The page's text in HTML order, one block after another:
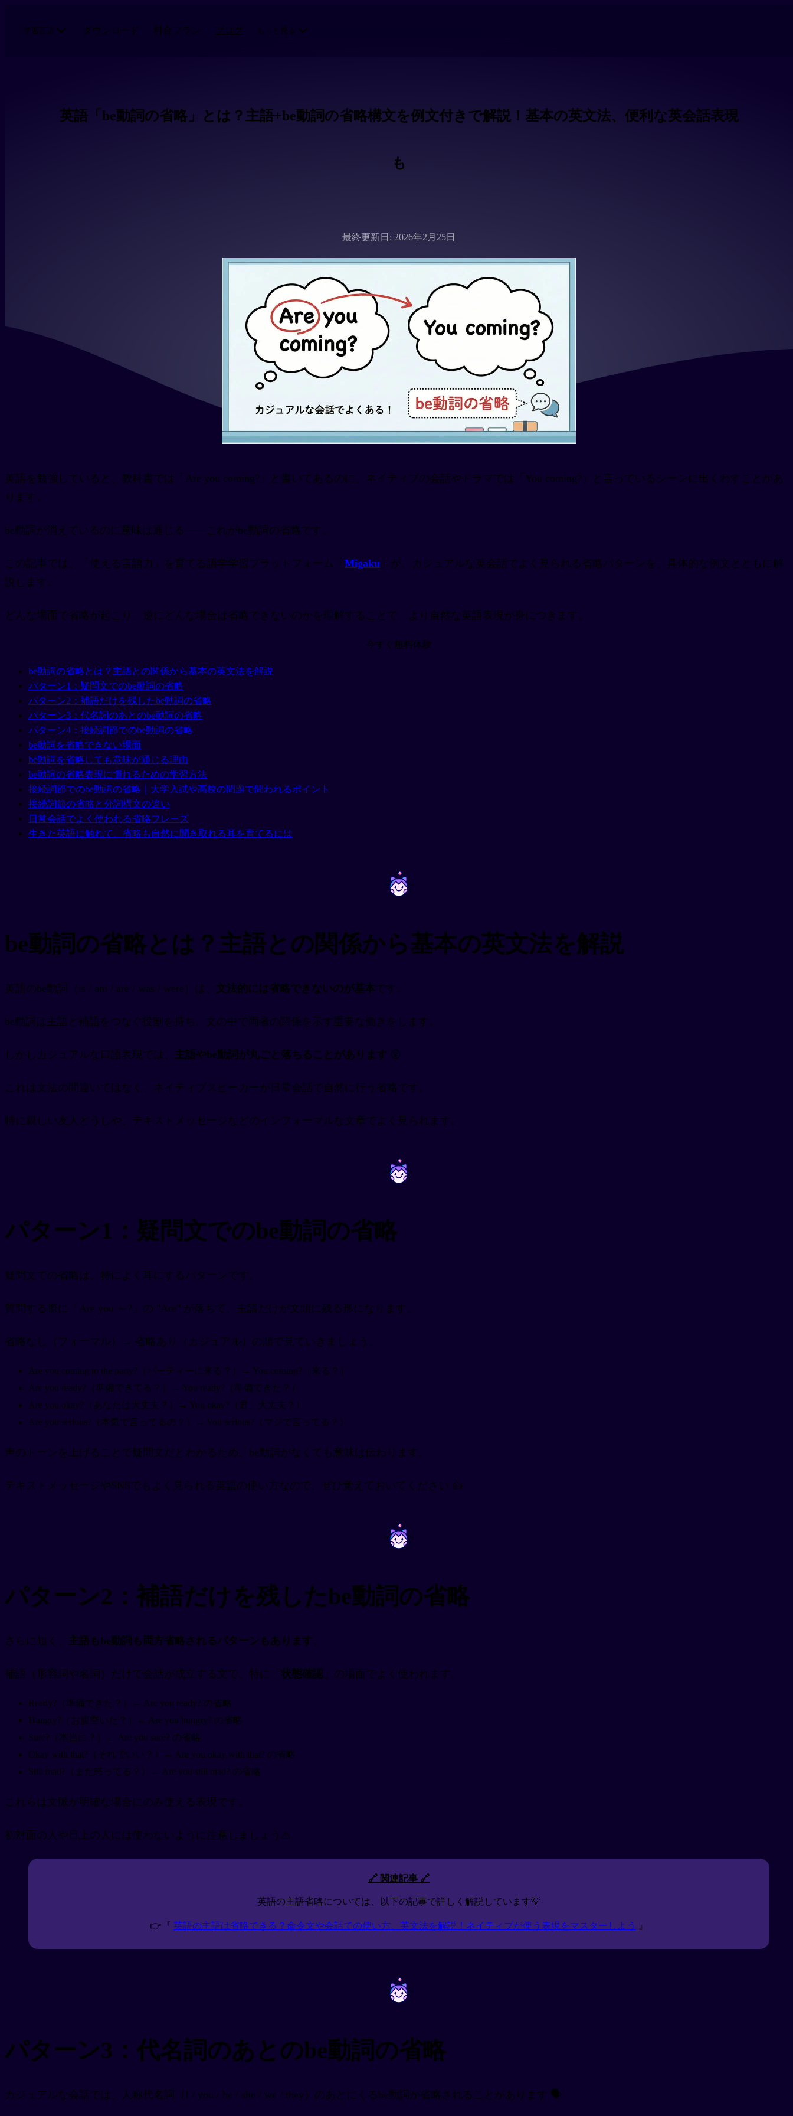
学習言語 ダウンロード 料金プラン ブログ もっと見る
英語「be動詞の省略」とは？主語+be動詞の省略構文を例文付きで解説！基本の英文法、便利な英会話表現
も
最終更新日: 2026年2月25日
英語を勉強していると、教科書では「Are you coming?」と書いてあるのに、ネイティブの会話やドラマでは「You coming?」と言っているシーンに出くわすことがあ
ります。
be動詞が消えているのに意味は通じる——これがbe動詞の省略です。
この記事では、「使える言語力」を育てる語学学習プラットフォーム「 Migaku 」が、カジュアルな英会話でよく見られる省略パターンを、具体的な例文とともに解
説します。
どんな場面で省略が起こり、逆にどんな場合は省略できないのかを理解することで、より自然な英語表現が身につきます。
今すぐ無料体験
be動詞の省略とは？主語との関係から基本の英文法を解説
パターン1：疑問文でのbe動詞の省略
パターン2：補語だけを残したbe動詞の省略
パターン3：代名詞のあとのbe動詞の省略
パターン4：接続詞節でのbe動詞の省略
be動詞を省略できない場面
be動詞を省略しても意味が通じる理由
be動詞の省略表現に慣れるための学習方法
接続詞節でのbe動詞の省略｜大学入試や高校の問題で問われるポイント
接続詞節の省略と分詞構文の違い
日常会話でよく使われる省略フレーズ
生きた英語に触れて、省略も自然に聞き取れる耳を育てるには
~ ~
be動詞の省略とは？主語との関係から基本の英文法を解説
英語のbe動詞（is / am / are / was / were）は、 文法的には省略できないのが基本です。
be動詞は主語と補語をつなぐ役割を持ち、文の中で両者の関係を示す重要な働きをします。
しかしカジュアルな口語表現では、 主語やbe動詞が丸ごと落ちることがあります 😲
これは文法の間違いではなく、ネイティブスピーカーが日常会話で自然に行う省略です。
特に親しい友人どうしや、テキストメッセージなどのインフォーマルな文章でよく見られます。
~ ~
パターン1：疑問文でのbe動詞の省略
疑問文での省略は、特によく耳にするパターンです。
質問する際に「Are you ～?」の "Are" が落ちて、主語だけが文頭に残る形になります。
省略なし（フォーマル）→ 省略あり（カジュアル）の順で見ていきましょう。
Are you coming to the party?（パーティーに来る？）→ You coming?（来る？）
Are you ready?（準備できてる？）→ You ready?（準備できた？）
Are you okay?（あなたは大丈夫？）→ You okay?（君、大丈夫？）
Are you serious?（本気で言ってるの？）→ You serious?（マジで言ってる？）
声のトーンを上げることで疑問文だとわかるため、be動詞がなくても意味は伝わります。
テキストメッセージやSNSでもよく見られる英語の使い方なので、ぜひ覚えておいてください 👍
~ ~
パターン2：補語だけを残したbe動詞の省略
さらに短く、 主語もbe動詞も両方省略されるパターンもあります。
補語（形容詞や名詞）だけで会話が成立する文で、特に「 状態確認 」の場面でよく使われます。
Ready?（準備できた？）← Are you ready? の省略
Hungry?（お腹空いた？）← Are you hungry? の省略
Sure?（本当に？）← Are you sure? の省略
Okay with that?（それでいい？）← Are you okay with that? の省略
Still mad?（まだ怒ってる？）← Are you still mad? の省略
これらは文脈が明確な場合にのみ使える表現です。
初対面の人や目上の人には使わないように注意しましょう⚠️
🔗 関連記事 🔗
英語の主語省略については、以下の記事で詳しく解説しています💡
👉『 英語の主語は省略できる？命令文や会話での使い方、英文法を解説！ネイティブが使う表現をマスターしよう 』
~ ~
パターン3：代名詞のあとのbe動詞の省略
カジュアルな会話では、人称代名詞（I / you / he / she / we / they）のあとにくるbe動詞が省略されることがあります 🗣️